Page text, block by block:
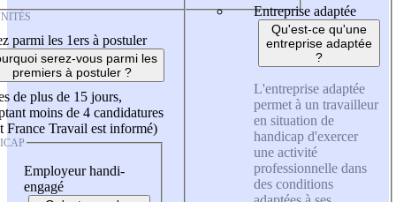
parmi les 1ers à postuler
serez-vous parmi les
premiers à postuler ?
de plus de 15 jours,
moins de 4 candidatures
France Travail est informé)
Employeur handi-
engagé
Entreprise adaptée
Qu'est-ce qu'une
entreprise adaptée
?
L'entreprise adaptée
permet à un travailleur
en situation de
handicap d'exercer
une activité
professionnelle dans
des conditions